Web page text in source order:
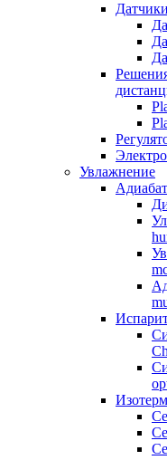
Датчики
Увлажнение